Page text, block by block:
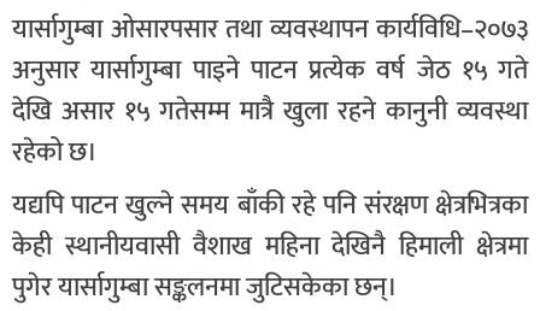
यार्सागुम्बा ओसारपसार तथा व्यवस्थापन कार्यविधि–२०७३
अनुसार यार्सागुम्बा पाइने पाटन प्रत्येक वर्ष जेठ १५ गते
देखि असार १५ गतेसम्म मात्रै खुला रहने कानुनी व्यवस्था
रहेको छ।
यद्यपि पाटन खुल्ने समय बाँकी रहे पनि संरक्षण क्षेत्रभित्रका
केही स्थानीयवासी वैशाख महिना देखिनै हिमाली क्षेत्रमा
पुगेर यार्सागुम्बा सङ्कलनमा जुटिसकेका छन्।